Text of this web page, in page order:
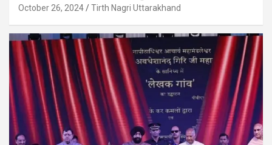
October 26, 2024 Tirth Nagri Uttarakhand